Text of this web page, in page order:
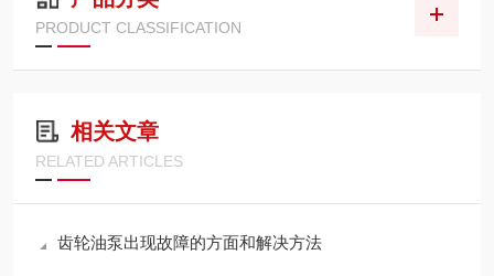
PRODUCT CLASSIFICATION
相关文章
RELATED ARTICLES
齿轮油泵出现故障的方面和解决方法